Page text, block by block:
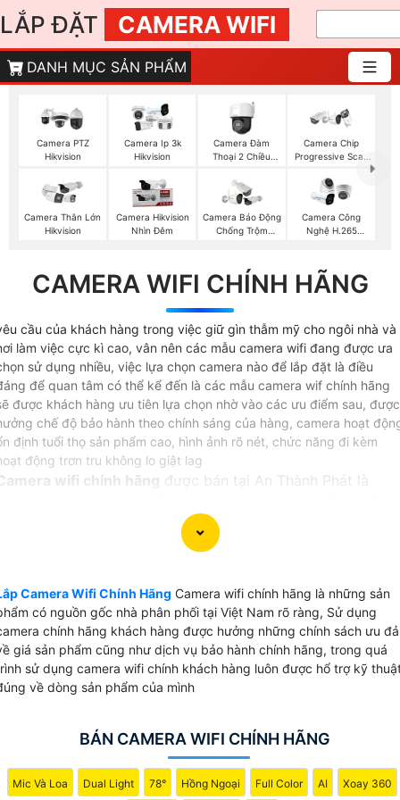
LẮP ĐẶT CAMERA WIFI
DANH MỤC SẢN PHẨM
Camera PTZ
Hikvision
Camera Ip 3k
Hikvision
Camera Đàm
Thoại 2 Chiều
Camera Chip
Progressive Scan
Camera Thân Lớn
Hikvision
Camera Hikvision
Nhìn Đêm
Camera Báo Động
Chống Trộm
Camera Công
Nghệ H.265
CAMERA WIFI CHÍNH HÃNG
cầu của khách hàng trong việc giữ gìn thẫm mỹ cho ngôi nhà và
làm việc cực kì cao, vân nên các mẫu camera wifi đang được ưa
sử dụng nhiều, việc lựa chọn camera nào để lắp đặt là điều
để quan tâm có thể kể đến là các mẫu camera wif chính hãng
được khách hàng ưu tiên lựa chọn nhờ vào các ưu điểm sau, được
chế độ bảo hành theo chính sáng của hàng, camera hoạt
định tuổi thọ sản phẩm cao, hình ảnh rõ nét, chức năng đi kèm
động trơn tru không lo giật lag
wifi chính hãng được bán tại An Thành Phát là
chứng từ nguồn gốc sản phẩm khi khách hàng yêu cầu
hưởng đúng các chính sách dịch vụ bảo hành theo
sản phẩm của nhà sản xuất. đặt biệt với dịch vụ đổi
camera được hãng hổ trợ tại An Thành Phát khi khách
không hài lòng về chất lượng cũng như sản phẩm lỗi
nhà sản xuất.
khấu cao các thương hiệu uy tín như: Hãng Ezviz,
Dahua, Hãng Imou,Hãng Hikvision và kbone.
Camera Wifi Chính Hãng Camera wifi chính hãng là những sản
có nguồn gốc nhà phân phối tại Việt Nam rõ ràng, Sử dụng
chính hãng khách hàng được hưởng những chính sách ưu
giá sản phẩm cũng như dịch vụ bảo hành chính hãng, trong quá
sử dụng camera wifi chính khách hàng luôn được hổ trợ kỹ
về dòng sản phẩm của mình
BÁN CAMERA WIFI CHÍNH HÃNG
Mic Và Loa Dual Light 78° Hồng Ngoại Full Color AI Xoay 360